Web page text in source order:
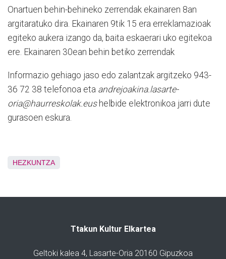
Onartuen behin-behineko zerrendak ekainaren 8an
argitaratuko dira. Ekainaren 9tik 15 era erreklamazioak
egiteko aukera izango da, baita eskaerari uko egitekoa
ere. Ekainaren 30ean behin betiko zerrendak
Informazio gehiago jaso edo zalantzak argitzeko 943-
36 72 38 telefonoa eta andrejoakina.lasarte-
oria@haurreskolak.eus helbide elektronikoa jarri dute
gurasoen eskura.
HEZKUNTZA
Ttakun Kultur Elkartea
Geltoki kalea 4, Lasarte-Oria 20160 Gipuzkoa